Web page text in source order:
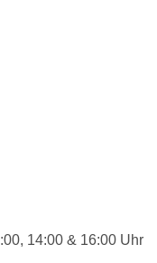
14:00 & 16:00 Uhr